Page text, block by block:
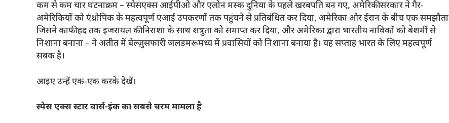
कम से कम चार घटनाक्रम – स्पेसएक्स आईपीओ और एलोन मस्क दुनिया के पहले खरबपति बन गए, अमेरिकी सरकार ने गैर-
अमेरिकियों को एंथ्रोपिक के महत्वपूर्ण एआई उपकरणों तक पहुंचने से प्रतिबंधित कर दिया, अमेरिका और ईरान के बीच एक समझौता
जिसने काफी हद तक इजरायल की निराशा के साथ शत्रुता को समाप्त कर दिया, और अमेरिका द्वारा भारतीय नाविकों को बेशर्मी से
निशाना बनाना – ने अतीत में बेल्ज़ुसफारी जलडमरूमध्य में प्रवासियों को निशाना बनाया है। यह सप्ताह भारत के लिए महत्वपूर्ण
सबक है।
आइए उन्हें एक-एक करके देखें।
स्पेस एक्स स्टार वार्स-इंक का सबसे चरम मामला है